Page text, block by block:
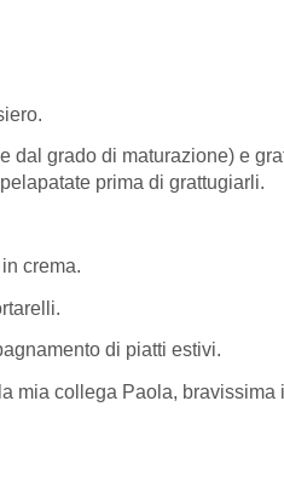
dal grado di maturazione) e
prima di grattugiarli.
crema.
di piatti estivi.
mia collega Paola, bravissima